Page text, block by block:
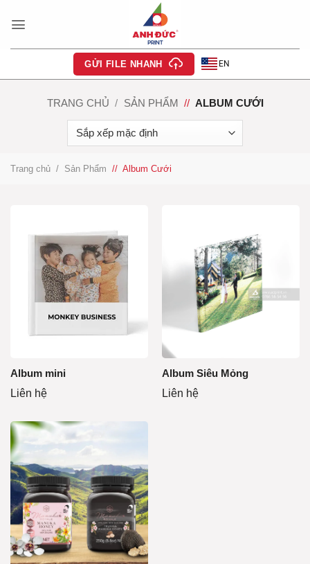
qua
GỬI FILE NHANH EN
TRANG CHỦ / SẢN PHẨM / ALBUM CƯỚI
Trang chủ / Sản Phẩm / Album Cưới
Album mini
Liên hệ
Album Siêu Mỏng
Liên hệ